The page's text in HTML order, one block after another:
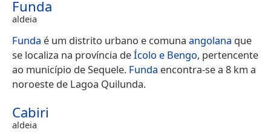
Funda
aldeia
Funda é um distrito urbano e comuna angolana que
se localiza na província deÍcolo e Bengo, pertencente
ao município de Sequele. Funda encontra-se a 8 km a
noroeste de Lagoa Quilunda.
Cabiri
aldeia